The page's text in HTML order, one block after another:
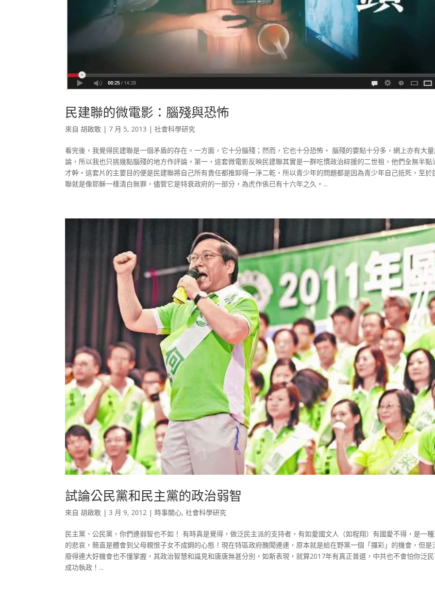
民建聯的微電影：腦殘與恐怖
來自胡啟敢 | 7 月 5, 2013 |社會科學研究
看完後，我覺得民建聯是一個矛盾的存在。一方面，它十分腦殘；然而，它也十分恐怖。 腦殘的要點十分多，網上亦有大
論，所以我也只挑幾點腦殘的地方作評論。第一，這套微電影反映民建聯其實是一群吃慣政治綜援的二世祖，他們全無半點
才幹。這套片的主要目的便是民建聯將自己所有責任都推卸得一淨二乾，所以青少年的問題都是因為青少年自己抵死，至於
聯就是像耶穌一樣清白無罪，儘管它是特衰政府的一部分，為虎作倀已有十六年之久。...
試論公民黨和民主黨的政治弱智
來自胡啟敢 | 3 月 9, 2012 | 時事關心,社會科學研究
民主黨、公民黨，你們連弱智也不如！ 有時真是覺得，做泛民主派的支持者，有如愛國文人（如程翔）有國愛不得，是一
的悲哀，簡直是體會到父母親恨子女不成鋼的心態！現在特區政府醜聞連連，原本就是給在野黨一個「攞彩」的機會，但是
廢得連大好機會也不懂掌握，其政治智慧和識見和唐唐無甚分別，如斯表現，就算2017年有真正普選，中共也不會怕你泛
成功執政！...